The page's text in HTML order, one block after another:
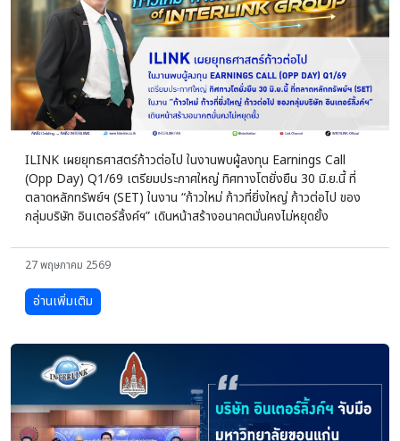
ILINK เผยยุทธศาสตร์ก้าวต่อไป ในงานพบผู้ลงทุน Earnings Call
(Opp Day) Q1/69 เตรียมประกาศใหญ่ ทิศทางโตยั่งยืน 30 มิ.ย.นี้ ที่
ตลาดหลักทรัพย์ฯ (SET) ในงาน “ก้าวใหม่ ก้าวที่ยิ่งใหญ่ ก้าวต่อไป ของ
กลุ่มบริษัท อินเตอร์ลิ้งค์ฯ” เดินหน้าสร้างอนาคตมั่นคงไม่หยุดยั้ง
27 พฤษภาคม 2569
อ่านเพิ่มเติม